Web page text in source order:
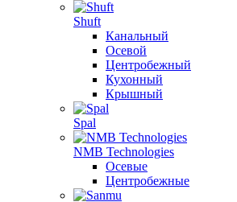
Shuft
Канальный
Осевой
Центробежный
Кухонный
Крышный
Spal
NMB Technologies
Осевые
Центробежные